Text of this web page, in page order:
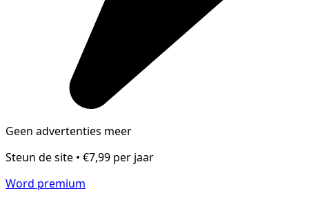
Geen advertenties meer
Steun de site • €7,99 per jaar
Word premium